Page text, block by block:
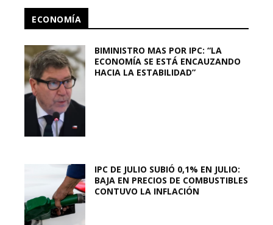
ECONOMÍA
BIMINISTRO MAS POR IPC: “LA
ECONOMÍA SE ESTÁ ENCAUZANDO
HACIA LA ESTABILIDAD”
IPC DE JULIO SUBIÓ 0,1% EN JULIO:
BAJA EN PRECIOS DE COMBUSTIBLES
CONTUVO LA INFLACIÓN